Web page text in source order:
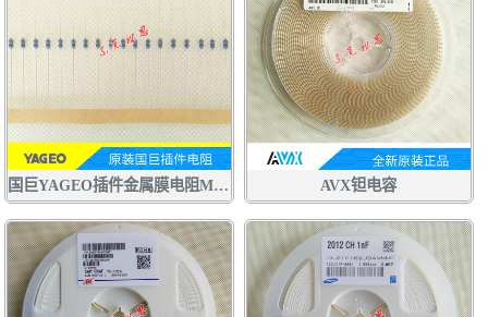
国巨YAGEO插件金属膜电阻MFR AVX钽电容